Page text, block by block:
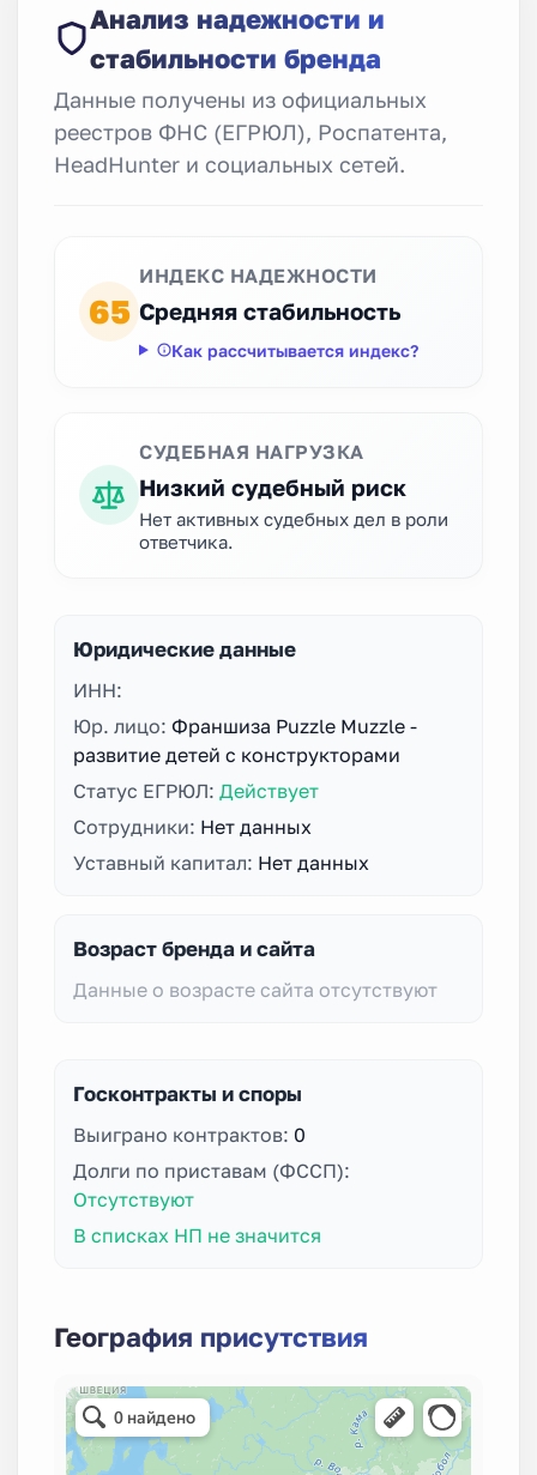
Анализ надежности и
стабильности бренда
Данные получены из официальных
реестров ФНС (ЕГРЮЛ), Роспатента,
HeadHunter и социальных сетей.
65
ИНДЕКС НАДЕЖНОСТИ
Средняя стабильность
Как рассчитывается индекс?
СУДЕБНАЯ НАГРУЗКА
Низкий судебный риск
Нет активных судебных дел в роли
ответчика.
Юридические данные
ИНН:
Юр. лицо: Франшиза Puzzle Muzzle -
развитие детей с конструкторами
Статус ЕГРЮЛ: Действует
Сотрудники: Нет данных
Уставный капитал: Нет данных
Возраст бренда и сайта
Данные о возрасте сайта отсутствуют
Госконтракты и споры
Выиграно контрактов: 0
Долги по приставам (ФССП):
Отсутствуют
В списках НП не значится
География присутствия